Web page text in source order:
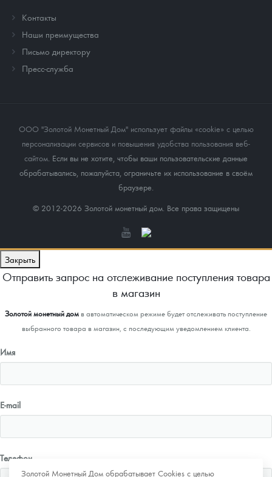
Контакты
Наши преимущества
Письмо директору
Пресс-служба
ООО "Золотой Монетный Дом" использует файлы «cookie» с целью
персонализации сервисов и повышения удобства пользования веб-
сайтом. Если вы не хотите, чтобы ваши пользовательские данные
обрабатывались, пожалуйста, ограничьте их использование в своём
браузере.
© 2012-2026 Золотой монетный дом. Все права защищены
Золотой Монетный Дом обрабатывает Cookies с целью
Закрыть
Отправить запрос на отслеживание поступления товара
в магазин
Золотой монетный домв автоматическом режиме будет отслеживать поступление
выбранного товара в магазин, с последующим уведомлением клиента.
Имя
E-mail
Телефон